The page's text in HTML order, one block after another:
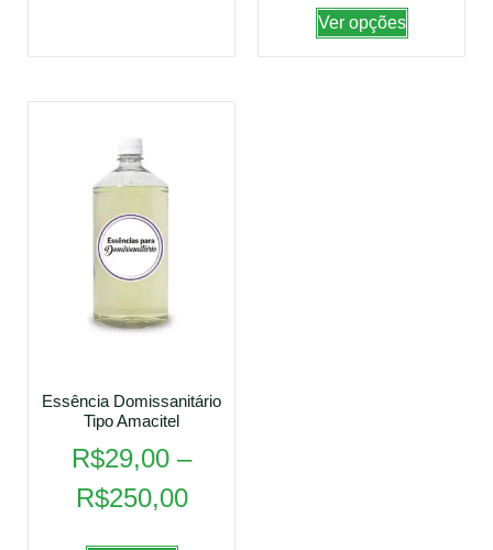
Ver opções
Essência Domissanitário
Tipo Amacitel
R$29,00 –
R$250,00